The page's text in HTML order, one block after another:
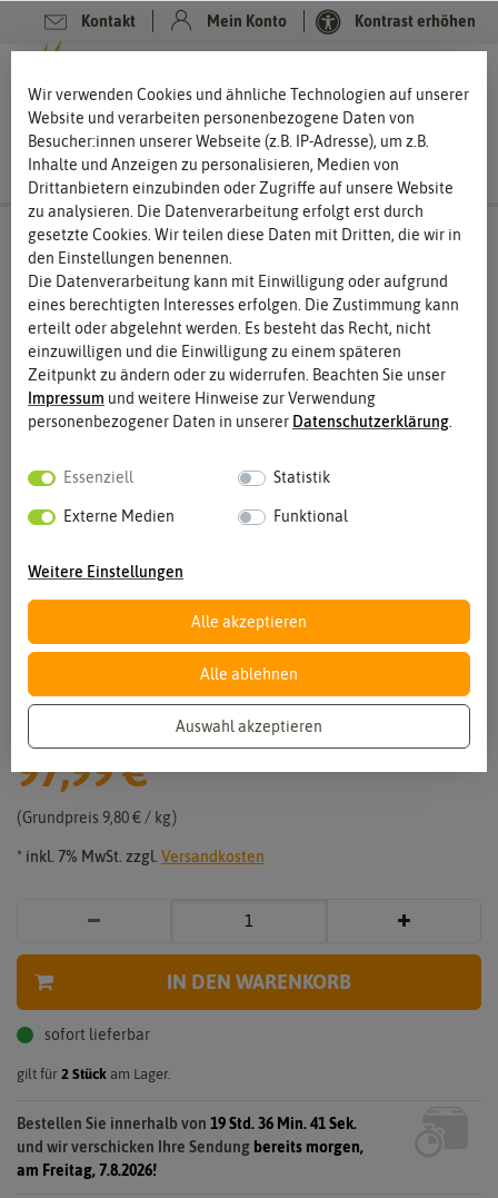
Kontakt Mein Konto Kontrast erhöhen
Vergrößern durch berühren
Grüne Oase Berliner Tiergarten 10 kg
97,99 €
*
Grundpreis 9,80 € / kg
* inkl. 7% MwSt. zzgl. Versandkosten
IN DEN WARENKORB
sofort lieferbar
gilt für 2 Stück am Lager.
Bestellen Sie innerhalb von 19 Std. 36 Min. 41 Sek.
und wir verschicken Ihre Sendung bereits morgen,
am Freitag, 7.8.2026!
Wir verwenden Cookies und ähnliche Technologien auf unserer
Website und verarbeiten personenbezogene Daten von
Besucher:innen unserer Webseite (z.B. IP-Adresse), um z.B.
Inhalte und Anzeigen zu personalisieren, Medien von
Drittanbietern einzubinden oder Zugriffe auf unsere Website
zu analysieren. Die Datenverarbeitung erfolgt erst durch
gesetzte Cookies. Wir teilen diese Daten mit Dritten, die wir in
den Einstellungen benennen.
Die Datenverarbeitung kann mit Einwilligung oder aufgrund
eines berechtigten Interesses erfolgen. Die Zustimmung kann
erteilt oder abgelehnt werden. Es besteht das Recht, nicht
einzuwilligen und die Einwilligung zu einem späteren
Zeitpunkt zu ändern oder zu widerrufen. Beachten Sie unser
Impressum und weitere Hinweise zur Verwendung
personenbezogener Daten in unserer Daten­schutz­erklärung
Essenziell Statistik
Externe Medien Funktional
Weitere Einstellungen
Alle akzeptieren
Alle ablehnen
Auswahl akzeptieren